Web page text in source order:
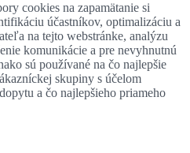
cookies na zapamätanie si
účastníkov, optimalizáciu a
na tejto webstránke, analýzu
komunikácie a pre nevyhnutnú
sú používané na čo najlepšie
skupiny s účelom
a čo najlepšieho priameho